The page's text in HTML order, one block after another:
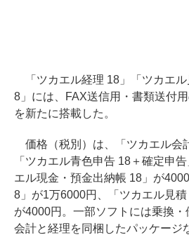
「ツカエル経理 18」「ツカエル
8」には、FAX送信用・書類送付
を新たに搭載した。
価格（税別）は、「ツカエル会
「ツカエル青色申告 18＋確定申
エル現金・預金出納帳 18」が
8」が1万6000円、「ツカエル見積
が4000円。一部ソフトには乗換・
会計と経理を同梱したパッケージ